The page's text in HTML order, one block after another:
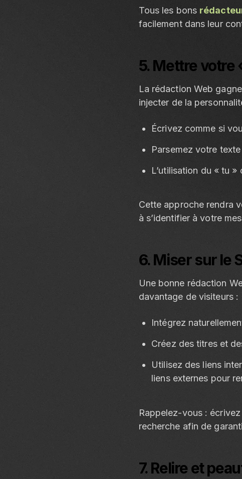
Tous les bons
facilement dans leur
5. Mettre votre
La rédaction Web
injecter de la
Écrivez comme si
Parsemez votre
L’utilisation du « tu
Cette approche rendra
à s’identifier à votre
6. Miser sur le
Une bonne rédaction
davantage de visiteurs :
Intégrez
Créez des titres et
Utilisez des liens
liens externes pour
Rappelez-vous :
recherche afin de
7. Relire et